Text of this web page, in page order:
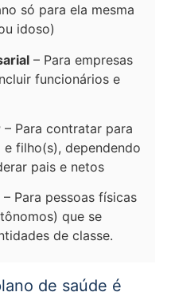
só para ela mesma
idoso)
– Para empresas
funcionários e
– Para contratar para
filho(s), dependendo
pais e netos
– Para pessoas físicas
que se
de classe.
de saúde é